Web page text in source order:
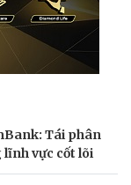
Tái phân
vực cốt lõi